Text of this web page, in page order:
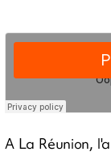
A La Réunion,